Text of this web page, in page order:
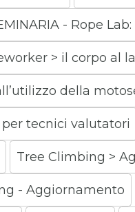
- Rope
> il corpo al
della
tecnici valutatori
Tree Climbing >
- Aggiornamento